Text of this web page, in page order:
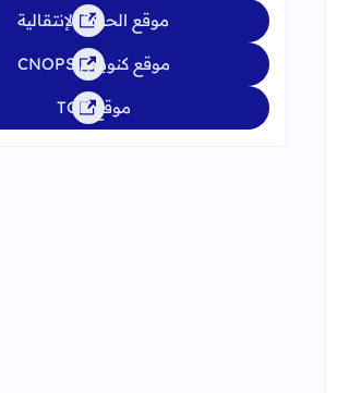
موقع الحركة الإنتقالية
موقع كنوبس CNOPS
موقع TGR